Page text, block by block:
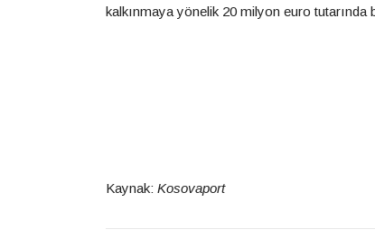
kalkınmaya yönelik 20 milyon euro tutarında
Kaynak: Kosovaport